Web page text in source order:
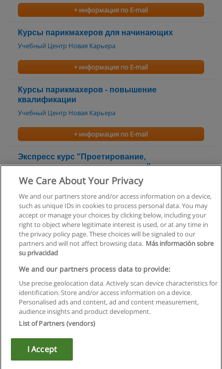
+ информация по E-mail
Курсы парикмахеров для начинающих
Учебный Центр Новая Карьера
+ информация по E-mail
Курсы парикмахеров - повышение
квалификации
Учебный Центр Новая Карьера
+ информация по E-mail
Экспресс курс ″Проетирование,
моделирование и визуализиция″
НОУ "Городской Центр Дополнительного
+ информация по E-mail
Правила пользования
Конфиденциальность информации
Напишите Educaedu
Copyright © Educaedu Business S.L. - CIF : B-95610580: -
We Care About Your Privacy
We and our partners store and/or access information on a device,
such as unique IDs in cookies to process personal data. You may
accept or manage your choices by clicking below, including your
right to object where legitimate interest is used, or at any time in
the privacy policy page. These choices will be signaled to our
partners and will not affect browsing data. Más información sobre
su privacidad
We and our partners process data to provide:
Use precise geolocation data. Actively scan device characteristics for
identification. Store and/or access information on a device.
Personalised ads and content, ad and content measurement,
audience insights and product development.
List of Partners (vendors)
I Accept